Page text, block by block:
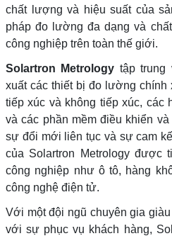
chất lượng và hiệu suất của
pháp đo lường đa dạng và
công nghiệp trên toàn thế giới.
Solartron Metrology tập trung
xuất các thiết bị đo lường chính
tiếp xúc và không tiếp xúc, các
và các phần mềm điều khiển
sự đổi mới liên tục và sự cam
của Solartron Metrology được
công nghiệp như ô tô, hàng
công nghệ điện tử.
Với một đội ngũ chuyên gia
với sự phục vụ khách hàng,